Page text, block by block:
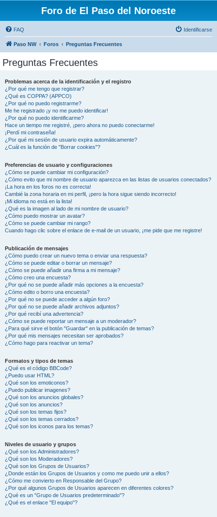
Foro de El Paso del Noroeste
FAQ Identificarse
Paso NW Foros Preguntas Frecuentes
Preguntas Frecuentes
Problemas acerca de la identificación y el registro
¿Por qué me tengo que registrar?
¿Qué es COPPA? (APPCO)
¿Por qué no puedo registrarme?
Me he registrado ¡y no me puedo identificar!
¿Por qué no puedo identificarme?
Hace un tiempo me registré, ¡pero ahora no puedo conectarme!
¡Perdí mi contraseña!
¿Por qué mi sesión de usuario expira automáticamente?
¿Cuál es la función de "Borrar cookies"?
Preferencias de usuario y configuraciones
¿Cómo se puede cambiar mi configuración?
¿Cómo evito que mi nombre de usuario aparezca en las listas de usuarios conectados?
¡La hora en los foros no es correcta!
Cambié la zona horaria en mi perfil, ¡pero la hora sigue siendo incorrecto!
¡Mi idioma no está en la lista!
¿Qué es la imagen al lado de mi nombre de usuario?
¿Cómo puedo mostrar un avatar?
¿Cómo se puede cambiar mi rango?
Cuando hago clic sobre el enlace de e-mail de un usuario, ¡me pide que me registre!
Publicación de mensajes
¿Cómo puedo crear un nuevo tema o enviar una respuesta?
¿Cómo se puede editar o borrar un mensaje?
¿Cómo se puede añadir una firma a mi mensaje?
¿Cómo creo una encuesta?
¿Por qué no se puede añadir más opciones a la encuesta?
¿Cómo edito o borro una encuesta?
¿Por qué no se puede acceder a algún foro?
¿Por qué no se puede añadir archivos adjuntos?
¿Por qué recibí una advertencia?
¿Cómo se puede reportar un mensaje a un moderador?
¿Para qué sirve el botón "Guardar" en la publicación de temas?
¿Por qué mis mensajes necesitan ser aprobados?
¿Cómo hago para reactivar un tema?
Formatos y tipos de temas
¿Qué es el código BBCode?
¿Puedo usar HTML?
¿Qué son los emoticonos?
¿Puedo publicar imagenes?
¿Qué son los anuncios globales?
¿Qué son los anuncios?
¿Qué son los temas fijos?
¿Qué son los temas cerrados?
¿Qué son los iconos para los temas?
Niveles de usuario y grupos
¿Qué son los Administradores?
¿Qué son los Moderadores?
¿Qué son los Grupos de Usuarios?
¿Donde están los Grupos de Usuarios y como me puedo unir a ellos?
¿Cómo me convierto en Responsable del Grupo?
¿Por qué algunos Grupos de Usuarios aparecen en diferentes colores?
¿Qué es un "Grupo de Usuarios predeterminado"?
¿Qué es el enlace "El equipo"?